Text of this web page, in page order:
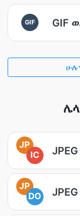
GIF GIF
JP
IC
JP
DO